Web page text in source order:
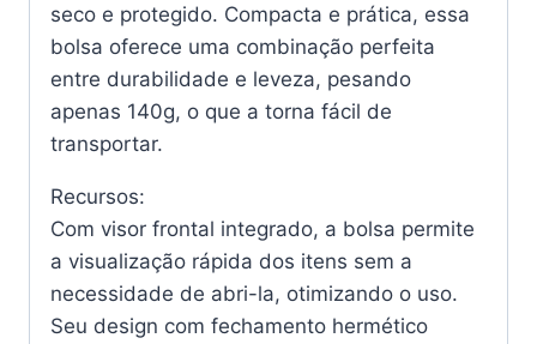
seco e protegido. Compacta e prática, essa
bolsa oferece uma combinação perfeita
entre durabilidade e leveza, pesando
apenas 140g, o que a torna fácil de
transportar.
Recursos:
Com visor frontal integrado, a bolsa permite
a visualização rápida dos itens sem a
necessidade de abri-la, otimizando o uso.
Seu design com fechamento hermético